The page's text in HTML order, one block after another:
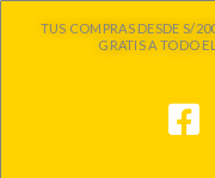
TUS COMPRAS DESDE S/
GRATIS A TODO